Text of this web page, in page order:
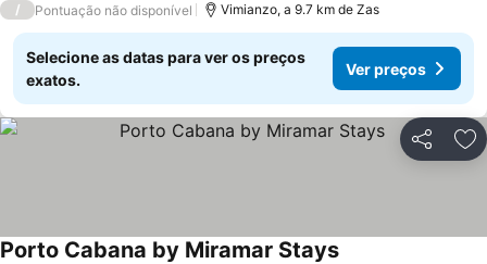
/ Pontuação não disponível Vimianzo, a 9.7 km de Zas
Selecione as datas para ver os preços
exatos.
Ver preços
Partilhar
Porto Cabana by Miramar Stays